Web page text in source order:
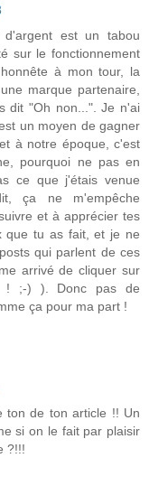
est un tabou
sur le fonctionnement
à mon tour, la
marque partenaire,
dit "Oh non...". Je n'ai
un moyen de gagner
à notre époque, c'est
pourquoi ne pas en
ce que j'étais venue
ça ne m'empêche
et à apprécier tes
que tu as fait, et je ne
qui parlent de ces
arrivé de cliquer sur
! ;-) ). Donc pas de
ça pour ma part !
ton de ton article !! Un
si on le fait par plaisir
?!!!